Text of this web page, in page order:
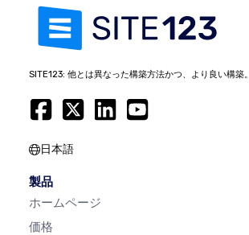
SITE123: 他とは異なった構築方法かつ、より良い構築。
日本語
製品
ホームページ
価格